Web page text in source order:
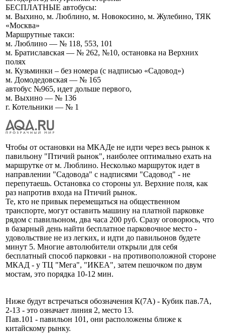
БЕСПЛАТНЫЕ автобусы:
м. Выхино, м. Люблино, м. Новокосино, м. Жулебино, ТЯК
«Москва»
Маршрутные такси:
м. Люблино — № 118, 553, 101
м. Братиславская — № 262, №10, остановка на Верхних
полях
м. Кузьминки – без номера (с надписью «Садовод»)
м. Домодедовская — № 165
автобус №965, идет дольше первого,
м. Выхино — № 136
г. Котельники — № 1
Чтобы от остановки на МКАДе не идти через весь рынок к
павильону "Птичий рынок", наиболее оптимально ехать на
маршрутке от м. Люблино. Несколько маршруток идет в
направлении "Садовода" с надписями "Садовод" - не
перепутаешь. Остановка со стороны ул. Верхние поля, как
раз напротив входа на Птичий рынок.
Те, кто не привык перемещаться на общественном
транспорте, могут оставить машину на платной парковке
рядом с павильоном, два часа 200 руб. Сразу оговорюсь, что
в базарный день найти бесплатное парковочное место -
удовольствие не из легких, и идти до павильонов будете
минут 5. Многие автолюбители открыли для себя
бесплатный способ парковки - на противоположной стороне
МКАД - у ТЦ "Мега", "ИКЕА", затем пешочком по двум
мостам, это порядка 10-12 мин.
Ниже будут встречаться обозначения К(7А) - Кубик пав.7А,
2-13 - это означает линия 2, место 13.
Пав.101 - павильон 101, они расположены ближе к
китайскому рынку.